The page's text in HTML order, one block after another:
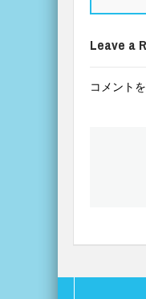
Leave a
コメント